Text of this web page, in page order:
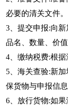
必要的清关文件。
3、提交申报:向
品名、数量、价
4、缴纳税费:根据
5、海关查验:新
保货物与申报信息
6、放行货物:如果